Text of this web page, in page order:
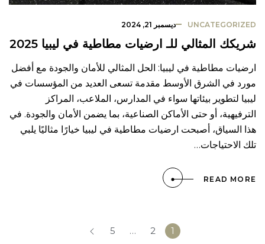
UNCATEGORIZED ديسمبر 21, 2024
شريكك المثالي للـ ارضيات مطاطية في ليبيا 2025
ارضيات مطاطية في ليبيا: الحل المثالي للأمان والجودة مع أفضل
مورد في الشرق الأوسط مقدمة تسعى العديد من المؤسسات في
ليبيا لتطوير بيئاتها سواء في المدارس، الملاعب، المراكز
الترفيهية، أو حتى الأماكن الصناعية، بما يضمن الأمان والجودة. في
هذا السياق، أصبحت ارضيات مطاطية في ليبيا خيارًا مثاليًا يلبي
تلك الاحتياجات…
READ MORE
1
2
…
5